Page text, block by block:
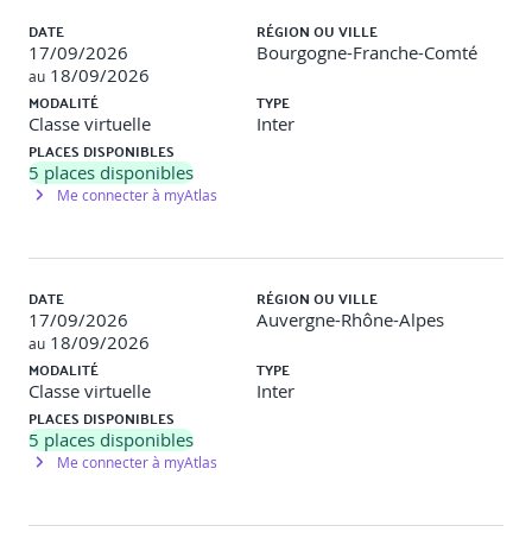
DATE
17/09/2026
au 18/09/2026
RÉGION OU VILLE
Bourgogne-Franche-Comté
MODALITÉ
Classe virtuelle
TYPE
Inter
PLACES DISPONIBLES
5 places disponibles
Me connecter à myAtlas
DATE
17/09/2026
au 18/09/2026
RÉGION OU VILLE
Auvergne-Rhône-Alpes
MODALITÉ
Classe virtuelle
TYPE
Inter
PLACES DISPONIBLES
5 places disponibles
Me connecter à myAtlas